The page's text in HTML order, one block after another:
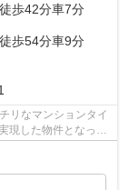
歩42分車7分
歩54分車9分
リなマンションタイ
現した物件となって